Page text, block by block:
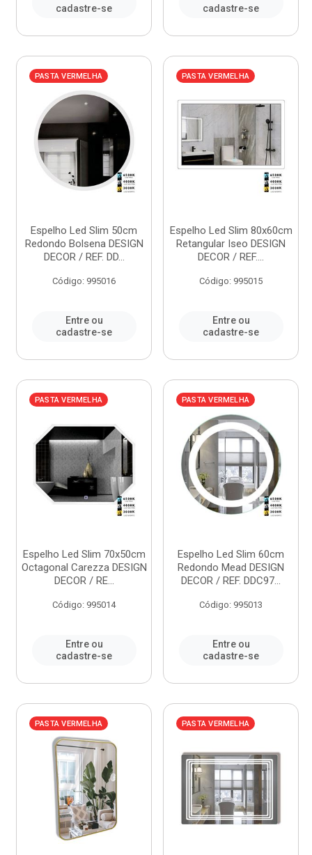
cadastre-se
cadastre-se
PASTA VERMELHA
Espelho Led Slim 50cm
Redondo Bolsena DESIGN
DECOR / REF. DD...
Código: 995016
Entre ou
cadastre-se
PASTA VERMELHA
Espelho Led Slim 80x60cm
Retangular Iseo DESIGN
DECOR / REF....
Código: 995015
Entre ou
cadastre-se
PASTA VERMELHA
Espelho Led Slim 70x50cm
Octagonal Carezza DESIGN
DECOR / RE...
Código: 995014
Entre ou
cadastre-se
PASTA VERMELHA
Espelho Led Slim 60cm
Redondo Mead DESIGN
DECOR / REF. DDC97...
Código: 995013
Entre ou
cadastre-se
PASTA VERMELHA PASTA VERMELHA